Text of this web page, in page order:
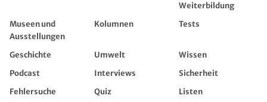
Weiterbildung
Museen und
Ausstellungen
Kolumnen Tests
Geschichte Umwelt
Wissen
Podcast
Interviews
Sicherheit
Fehlersuche
Quiz
Listen